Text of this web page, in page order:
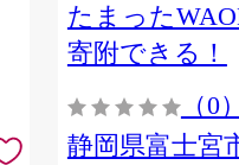
たまった
寄附できる！
（0）
静岡県富士宮